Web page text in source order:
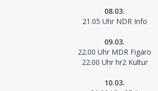
08.03.
21.05 Uhr NDR Info
09.03.
22.00 Uhr MDR Figaro
22.00 Uhr hr2 Kultur
10.03.